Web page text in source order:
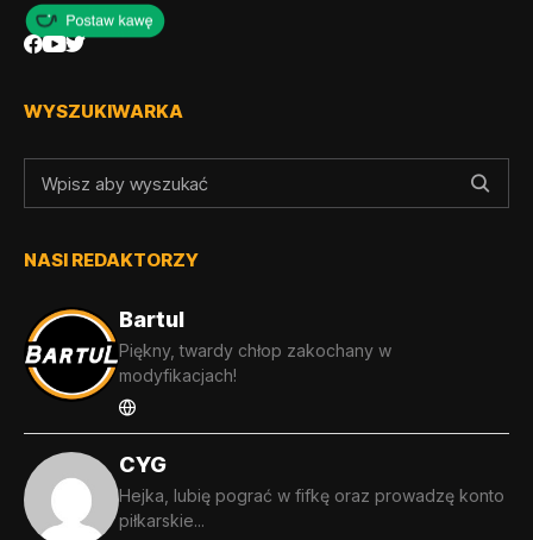
WYSZUKIWARKA
NASI REDAKTORZY
Bartul
Piękny, twardy chłop zakochany w
modyfikacjach!
CYG
Hejka, lubię pograć w fifkę oraz prowadzę konto
piłkarskie...